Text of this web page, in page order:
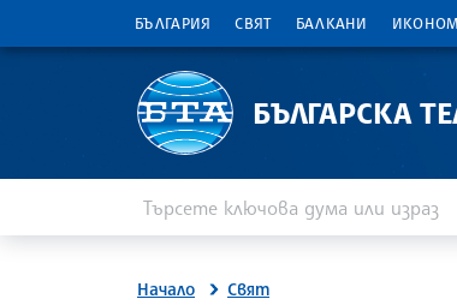
БЪЛГАРИЯ СВЯТ БАЛКАНИ
БЪЛГАРСКА
Начало Свят